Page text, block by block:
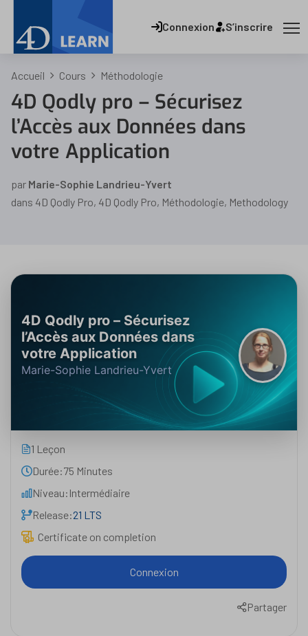
Connexion S’inscrire
Accueil Cours Méthodologie
4D Qodly pro – Sécurisez
l’Accès aux Données dans
votre Application
par Marie-Sophie Landrieu-Yvert
dans 4D Qodly Pro, 4D Qodly Pro, Méthodologie, Methodology
4D Qodly pro – Sécurisez
l’Accès aux Données dans
votre Application
Marie-Sophie Landrieu-Yvert
1 Leçon
Durée:75 Minutes
Niveau: Intermédiaire
Release:21 LTS
Certificate on completion
Connexion
Partager